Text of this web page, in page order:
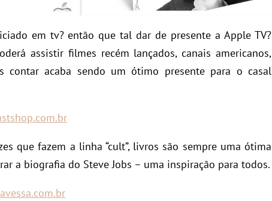
em tv? então que tal dar de presente a Apple TV?
assistir filmes recém lançados, canais americanos,
contar acaba sendo um ótimo presente para o casal
que fazem a linha “cult”, livros são sempre uma ótima
a biografia do Steve Jobs – uma inspiração para todos.